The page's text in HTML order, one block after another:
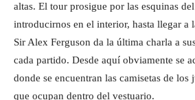
altas. El tour prosigue por las esquinas
introducirnos en el interior, hasta llegar a
Sir Alex Ferguson da la última charla a
cada partido. Desde aquí obviamente se
donde se encuentran las camisetas de los
que ocupan dentro del vestuario.